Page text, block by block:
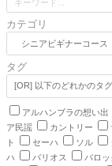
カテゴリ
タグ
アルハンブラの想い出
ア民謡
カントリー
ト
セーハ ソル
ハ
バリオス バロッ